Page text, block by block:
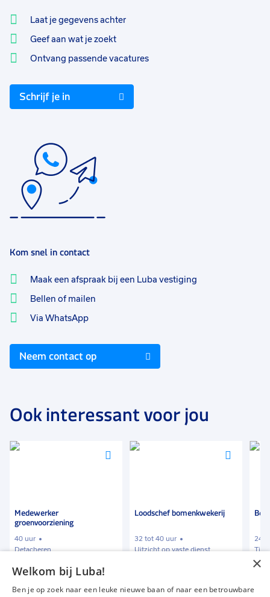
Laat je gegevens achter
Geef aan wat je zoekt
Ontvang passende vacatures
Schrijf je in
Kom snel in contact
Maak een afspraak bij een Luba vestiging
Bellen of mailen
Via WhatsApp
Neem contact op
Ook interessant voor jou
Voeg
Medewerker
groenvoorziening
40 uur
Detacheren
€ 2100-€ 3000 p.m.
Voeg
Loodschef bomenkwekerij
32 tot 40 uur
Uitzicht op vaste dienst
24
€
×
Welkom bij Luba!
Ben je op zoek naar een leuke nieuwe baan of naar een betrouwbare